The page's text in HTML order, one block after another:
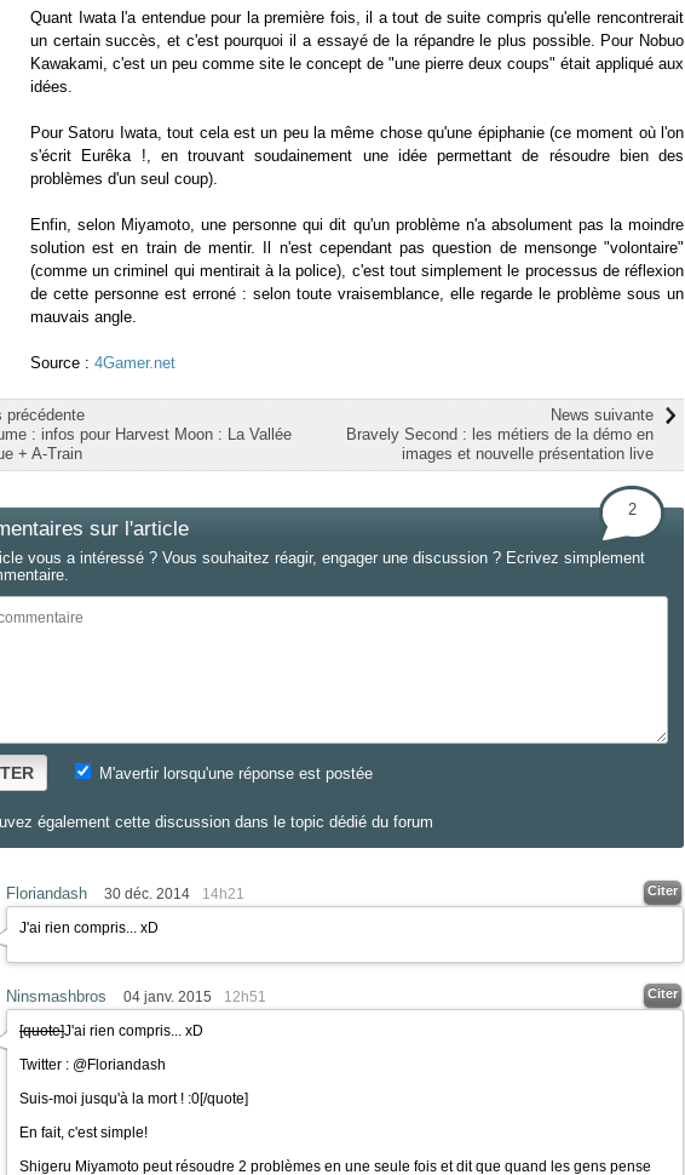
Quant Iwata l'a entendue pour la première fois, il a tout de suite compris qu'elle rencontrerait
un certain succès, et c'est pourquoi il a essayé de la répandre le plus possible. Pour Nobuo
Kawakami, c'est un peu comme site le concept de "une pierre deux coups" était appliqué aux
idées.
Pour Satoru Iwata, tout cela est un peu la même chose qu'une épiphanie (ce moment où l'on
s'écrit Eurêka !, en trouvant soudainement une idée permettant de résoudre bien des
problèmes d'un seul coup).
Enfin, selon Miyamoto, une personne qui dit qu'un problème n'a absolument pas la moindre
solution est en train de mentir. Il n'est cependant pas question de mensonge "volontaire"
(comme un criminel qui mentirait à la police), c'est tout simplement le processus de réflexion
de cette personne est erroné : selon toute vraisemblance, elle regarde le problème sous un
mauvais angle.
Source : 4Gamer.net
News suivante
Bravely Second : les métiers de la démo en
images et nouvelle présentation live
précédente
: infos pour Harvest Moon : La Vallée
+ A-Train
sur l'article
2
vous a intéressé ? Vous souhaitez réagir, engager une discussion ? Ecrivez simplement
M'avertir lorsqu'une réponse est postée
également cette discussion dans le topic dédié du forum
Floriandash 30 déc. 2014 14h21 Citer
J'ai rien compris... xD
Ninsmashbros 04 janv. 2015 12h51 Citer
[quote]J'ai rien compris... xD
Twitter : @Floriandash
Suis-moi jusqu'à la mort ! :0[/quote]
En fait, c'est simple!
Shigeru Miyamoto peut résoudre 2 problèmes en une seule fois et dit que quand les gens pense